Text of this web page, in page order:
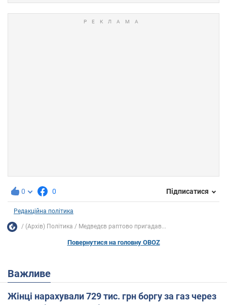
0 0 Підписатися
Редакційна політика
(Архів) Політика Медведєв раптово пригадав...
Повернутися на головну OBOZ
Важливе
Жінці нарахували 729 тис. грн боргу за газ через